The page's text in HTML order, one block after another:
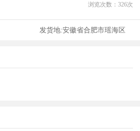
浏览次数： 326次
发货地:安徽省合肥市瑶海区